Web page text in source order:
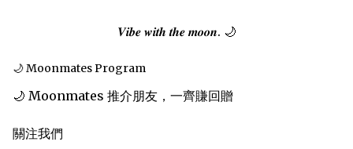
𝑽𝒊𝒃𝒆 𝒘𝒊𝒕𝒉 𝒕𝒉𝒆 𝒎𝒐𝒐𝒏. 🌙
🌙 Moonmates Program
🌙 Moonmates 推介朋友，一齊賺回贈
關注我們